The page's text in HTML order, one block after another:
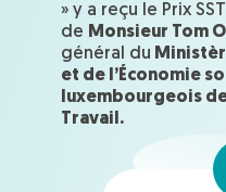
» y a reçu le Prix
de Monsieur Tom
général du
et de l’Économie
luxembourgeois
Travail.